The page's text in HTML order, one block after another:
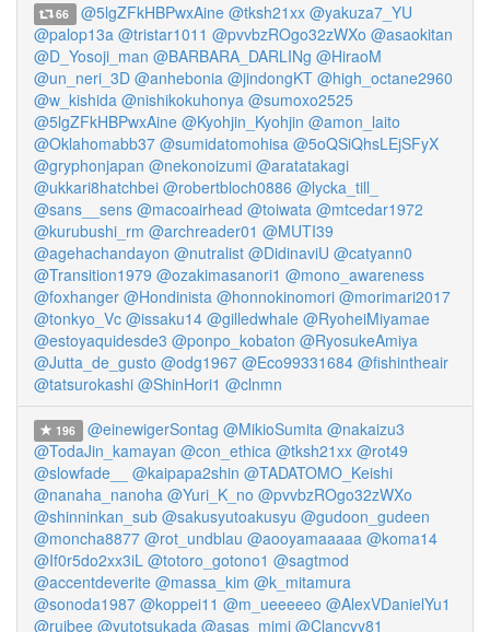
66 @5lgZFkHBPwxAine @tksh21xx @yakuza7_YU
@palop13a @tristar1011 @pvvbzROgo32zWXo @asaokitan
@D_Yosoji_man @BARBARA_DARLINg @HiraoM
@un_neri_3D @anhebonia @jindongKT @high_octane2960
@w_kishida @nishikokuhonya @sumoxo2525
@5lgZFkHBPwxAine @Kyohjin_Kyohjin @amon_laito
@Oklahomabb37 @sumidatomohisa @5oQSiQhsLEjSFyX
@gryphonjapan @nekonoizumi @aratatakagi
@ukkari8hatchbei @robertbloch0886 @lycka_till_
@sans__sens @macoairhead @toiwata @mtcedar1972
@kurubushi_rm @archreader01 @MUTI39
@agehachandayon @nutralist @DidinaviU @catyann0
@Transition1979 @ozakimasanori1 @mono_awareness
@foxhanger @Hondinista @honnokinomori @morimari2017
@tonkyo_Vc @issaku14 @gilledwhale @RyoheiMiyamae
@estoyaquidesde3 @ponpo_kobaton @RyosukeAmiya
@Jutta_de_gusto @odg1967 @Eco99331684 @fishintheair
@tatsurokashi @ShinHori1 @clnmn
196 @einewigerSontag @MikioSumita @nakaizu3
@TodaJin_kamayan @con_ethica @tksh21xx @rot49
@slowfade__
@kaipapa2shin @TADATOMO_Keishi
@nanaha_nanoha @Yuri_K_no @pvvbzROgo32zWXo
@shinninkan_sub @sakusyutoakusyu @gudoon_gudeen
@moncha8877 @rot_undblau @aooyamaaaaa @koma14
@If0r5do2xx3iL @totoro_gotono1 @sagtmod
@accentdeverite @massa_kim @k_mitamura
@sonoda1987 @koppei11 @m_ueeeeeo @AlexVDanielYu1
@ruibee @yutotsukada @asas_mimi @Clancyy81